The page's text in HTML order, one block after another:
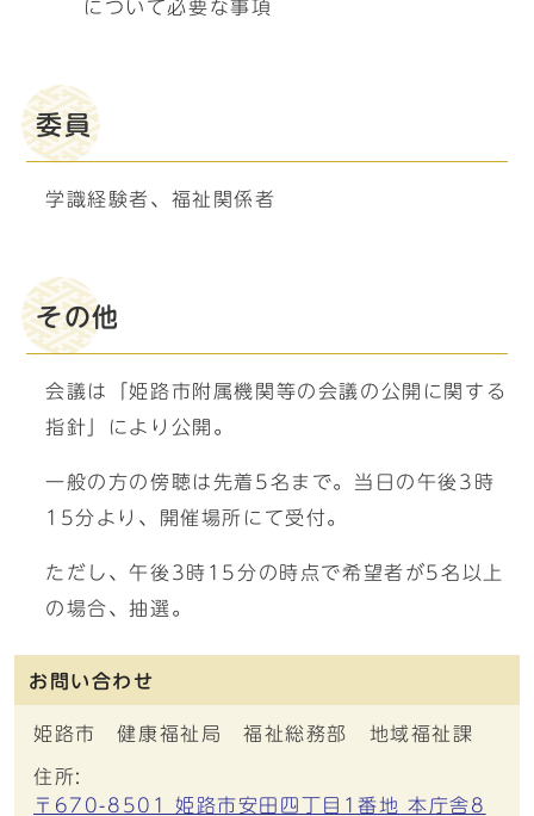
について必要な事項
委員
学識経験者、福祉関係者
その他
会議は「姫路市附属機関等の会議の公開に関する
指針」により公開。
一般の方の傍聴は先着5名まで。当日の午後3時
15分より、開催場所にて受付。
ただし、午後3時15分の時点で希望者が5名以上
の場合、抽選。
お問い合わせ
姫路市 健康福祉局 福祉総務部 地域福祉課
住所:
〒670-8501 姫路市安田四丁目1番地 本庁舎8